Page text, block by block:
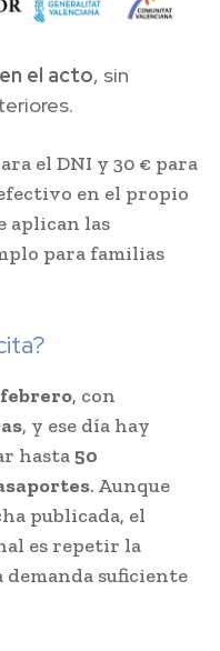
el acto, sin
el DNI y 30 € para
en el propio
aplican las
para familias
febrero, con
, y ese día hay
hasta50
. Aunque
publicada, el
es repetir la
demanda suficiente